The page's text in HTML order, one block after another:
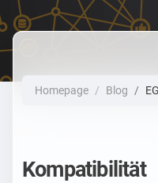
Homepage Blog
Kompatibilität